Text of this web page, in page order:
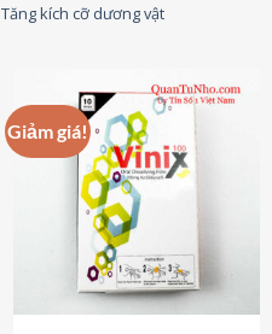
Tăng kích cỡ dương vật
Giảm giá!